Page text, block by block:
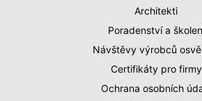
Architekti
Poradenství a
Návštěvy výrobců
Certifikáty pro firmy
Ochrana osobních